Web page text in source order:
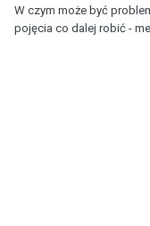
W czym może być
pojęcia co dalej robić -